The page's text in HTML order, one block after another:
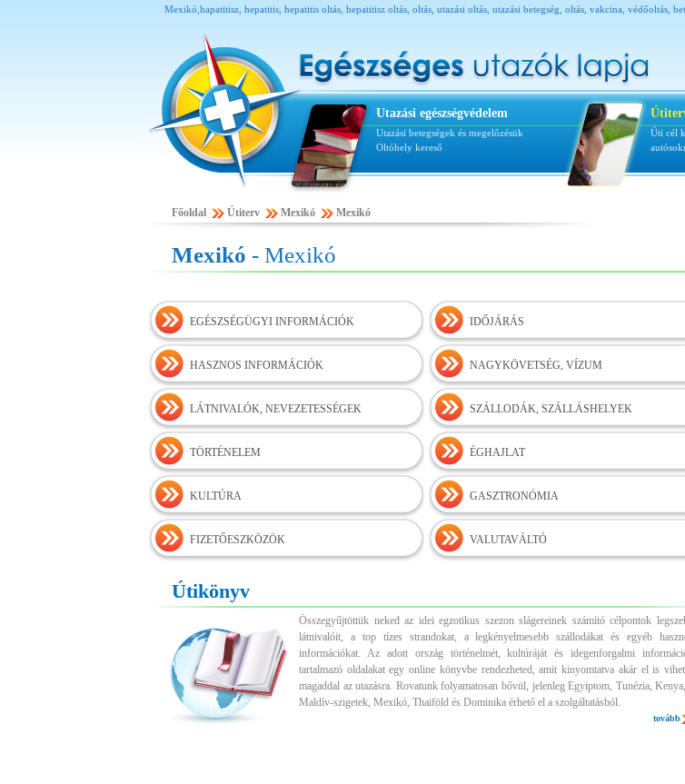
Mexikó,hapatitisz, hepatitis, hepatitis oltás, hepatitisz oltás, oltás, utazási oltás, utazási betegség, oltás, vakcina, védőoltás,
Utazási egészségvédelem
Utazási betegségek és megelőzésük
Oltóhely kereső
Úti cél
Főoldal Útiterv Mexikó Mexikó
Mexikó - Mexikó
EGÉSZSÉGÜGYI INFORMÁCIÓK IDŐJÁRÁS
HASZNOS INFORMÁCIÓK NAGYKÖVETSÉG, VÍZUM
LÁTNIVALÓK, NEVEZETESSÉGEK SZÁLLODÁK, SZÁLLÁSHELYEK
TÖRTÉNELEM ÉGHAJLAT
KULTÚRA GASZTRONÓMIA
FIZETŐESZKÖZÖK VALUTAVÁLTÓ
Útikönyv
Összegyűjtöttük neked az idei egzotikus szezon slágereinek számító célpontok
látnivalóit, a top tízes strandokat, a legkényelmesebb szállodákat és egyéb
információkat. Az adott ország történelmét, kultúráját és idegenforgalmi
tartalmazó oldalakat egy online könyvbe rendezheted, amit kinyomtatva akár el is
magaddal az utazásra. Rovatunk folyamatosan bővül, jelenleg Egyiptom, Tunézia,
Maldív-szigetek, Mexikó, Thaiföld és Dominika érhető el a szolgáltatásból.
tovább